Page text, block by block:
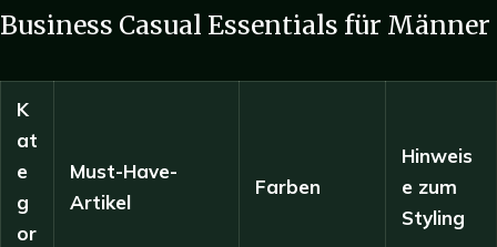
Business Casual Essentials für Männer
K
at
e
g
or
Must-Have-
Artikel
Farben
Hinweis
e zum
Styling